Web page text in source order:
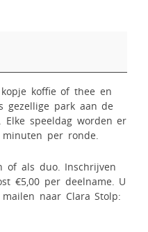
koffie of thee en
gezellige park aan de
Elke speeldag worden er
per ronde.
of als duo. Inschrijven
€5,00 per deelname. U
naar Clara Stolp: